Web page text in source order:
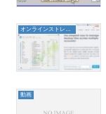
オンラインストレージ
動画